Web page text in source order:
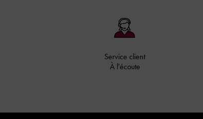
Service client
À l'écoute